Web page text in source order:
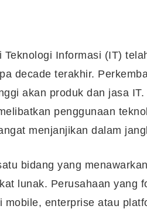
Teknologi Informasi (IT)
decade terakhir.
akan produk dan jasa
penggunaan
menjanjikan dalam
bidang yang
lunak. Perusahaan yang
mobile, enterprise atau